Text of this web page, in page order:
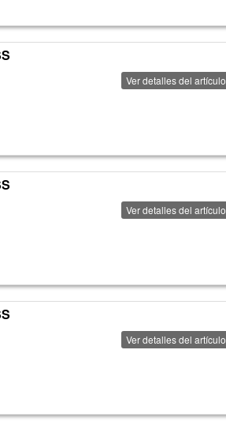
Ver detalles del artículo
Ver detalles del artículo
Ver detalles del artículo